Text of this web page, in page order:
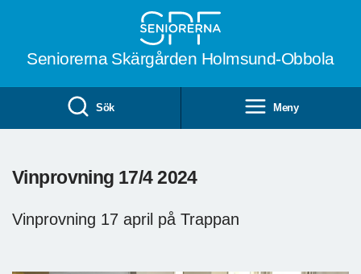
Seniorerna Skärgården Holmsund-Obbola
Sök Meny
Vinprovning 17/4 2024
Vinprovning 17 april på Trappan